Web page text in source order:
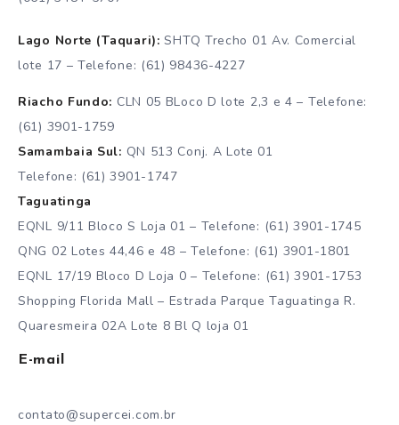
Lago Norte (Taquari):SHTQ Trecho 01 Av. Comercial
lote 17 – Telefone: (61) 98436-4227
Riacho Fundo: CLN 05 BLoco D lote 2,3 e 4 – Telefone:
(61) 3901-1759
Samambaia Sul: QN 513 Conj. A Lote 01
Telefone: (61) 3901-1747
Taguatinga
EQNL 9/11 Bloco S Loja 01 – Telefone: (61) 3901-1745
QNG 02 Lotes 44,46 e 48 – Telefone: (61) 3901-1801
EQNL 17/19 Bloco D Loja 0 – Telefone: (61) 3901-1753
Shopping Florida Mall – Estrada Parque Taguatinga R.
Quaresmeira 02A Lote 8 Bl Q loja 01
E-mail
contato@supercei.com.br